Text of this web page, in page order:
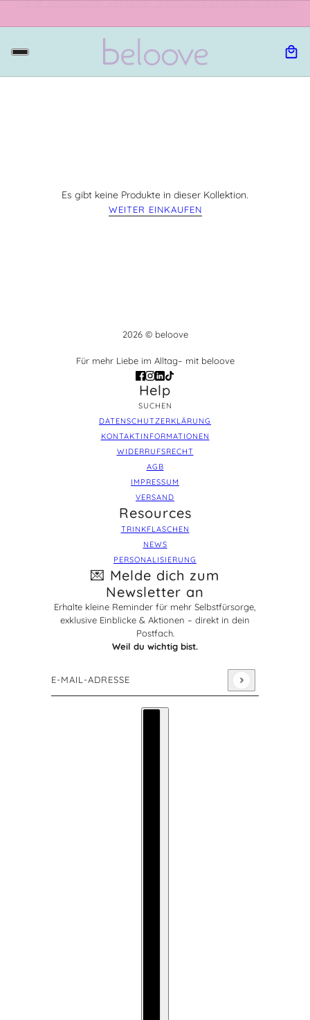
Es gibt keine Produkte in dieser Kollektion.
WEITER EINKAUFEN
2026 © beloove
Für mehr Liebe im Alltag– mit beloove
Help
SUCHEN
DATENSCHUTZERKLÄRUNG
KONTAKTINFORMATIONEN
WIDERRUFSRECHT
AGB
IMPRESSUM
VERSAND
Resources
TRINKFLASCHEN
NEWS
PERSONALISIERUNG
💌 Melde dich zum
Newsletter an
Erhalte kleine Reminder für mehr Selbstfürsorge,
exklusive Einblicke & Aktionen – direkt in dein
Postfach.
Weil du wichtig bist.
E-Mail-Adresse
Diese Website ist durch hCaptcha geschützt und es
Länderauswahl